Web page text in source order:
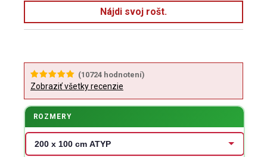
Nájdi svoj rošt.
(10724 hodnotení)
Zobraziť všetky recenzie
ROZMERY